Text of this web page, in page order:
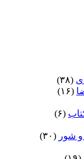
(۳۸)
(۱۶)
(۶)
شور (۳۰)